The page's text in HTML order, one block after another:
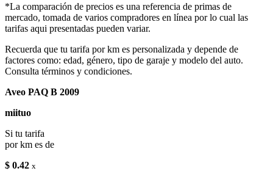
*La comparación de precios es una referencia de primas de
mercado, tomada de varios compradores en línea por lo cual las
tarifas aqui presentadas pueden variar.
Recuerda que tu tarifa por km es personalizada y depende de
factores como: edad, género, tipo de garaje y modelo del auto.
Consulta términos y condiciones.
Aveo PAQ B 2009
miituo
Si tu tarifa
por km es de
$ 0.42 x